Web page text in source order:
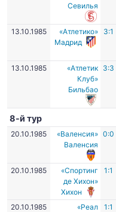
Севилья
13.10.1985
«Атлетико»
Мадрид
3:1
13.10.1985
«Атлетик
Клуб»
Бильбао
3:3
8-й тур
20.10.1985
«Валенсия»
Валенсия
0:0
20.10.1985
«Спортинг
де Хихон»
Хихон
1:1
20.10.1985
«Реал
1:1